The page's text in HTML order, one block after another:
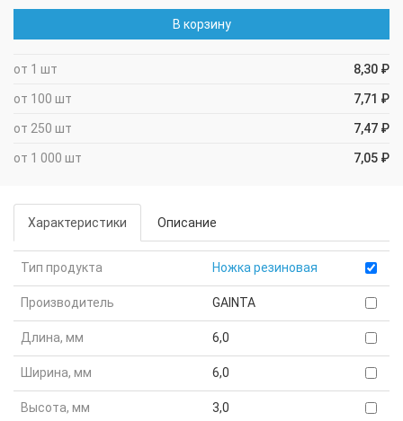
Характеристики Описание
Тип продукта Ножка резиновая
Производитель GAINTA
Длина, мм 6,0
Ширина, мм 6,0
Высота, мм 3,0
В корзину
от 1 шт 8,30 ₽
от 100 шт 7,71 ₽
от 250 шт 7,47 ₽
от 1 000 шт 7,05 ₽